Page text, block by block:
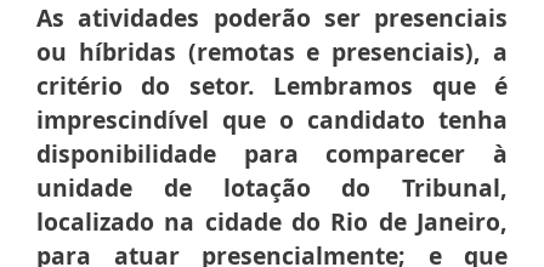
As atividades poderão ser presenciais
ou híbridas (remotas e presenciais), a
critério do setor. Lembramos que é
imprescindível que o candidato tenha
disponibilidade para comparecer à
unidade de lotação do Tribunal,
localizado na cidade do Rio de Janeiro,
para atuar presencialmente; e que